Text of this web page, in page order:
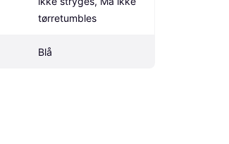
tørretumbles
Blå